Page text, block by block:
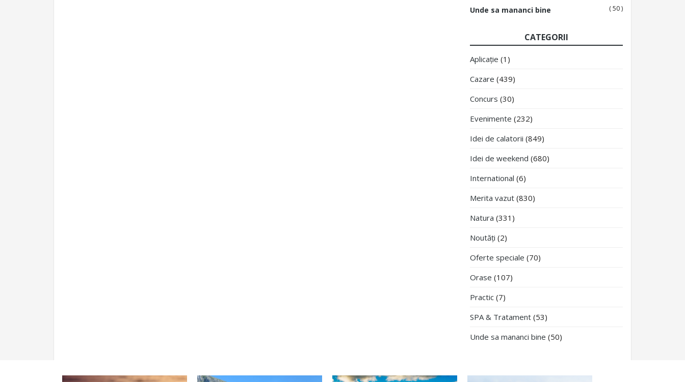
Unde sa mananci bine ( 50 )
CATEGORII
Aplicație (1)
Cazare (439)
Concurs (30)
Evenimente (232)
Idei de calatorii (849)
Idei de weekend (680)
International (6)
Merita vazut (830)
Natura (331)
Noutăți (2)
Oferte speciale (70)
Orase (107)
Practic (7)
SPA & Tratament (53)
Unde sa mananci bine (50)